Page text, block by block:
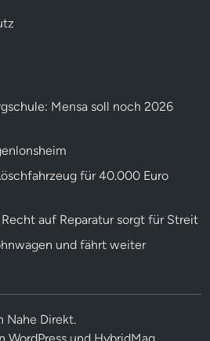
Mensa soll noch 2026
für 40.000 Euro
auf Reparatur sorgt für Streit
und fährt weiter
Nahe Direkt.